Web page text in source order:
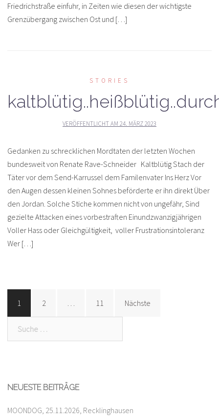
Friedrichstraße einfuhr, in Zeiten wie diesen der wichtigste
Grenzübergang zwischen Ost und […]
STORIES
VERÖFFENTLICHT AM 24. MÄRZ 2023
Gedanken zu schrecklichen Mordtaten der letzten Wochen
bundesweit von Renate Rave-Schneider Kaltblütig Stach der
Täter vor dem Send-Karrussel dem Familenvater Ins Herz Vor
den Augen dessen kleinen Sohnes beförderte er ihn direkt Über
den Jordan. Solche Stiche kommen nicht von ungefähr, Sind
gezielte Attacken eines vorbestraften Einundzwanzigjährigen
Voller Hass oder Gleichgültigkeit, voller Frustrationsintoleranz
Wer […]
1 2 11
Nächste
NEUESTE BEITRÄGE
MOONDOG, 25.11.2026, Recklinghausen